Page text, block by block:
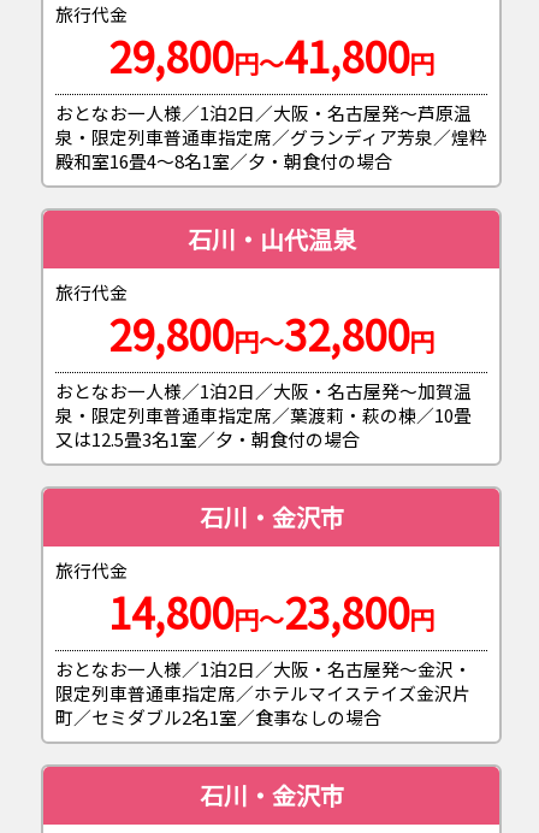
旅行代金
29,800円～41,800円
おとなお一人様／1泊2日／大阪・名古屋発～芦原温
泉・限定列車普通車指定席／グランディア芳泉／煌粋
殿和室16畳4～8名1室／夕・朝食付の場合
石川・山代温泉
旅行代金
29,800円～32,800円
おとなお一人様／1泊2日／大阪・名古屋発～加賀温
泉・限定列車普通車指定席／葉渡莉・萩の棟／10畳
又は12.5畳3名1室／夕・朝食付の場合
石川・金沢市
旅行代金
14,800円～23,800円
おとなお一人様／1泊2日／大阪・名古屋発～金沢・
限定列車普通車指定席／ホテルマイステイズ金沢片
町／セミダブル2名1室／食事なしの場合
石川・金沢市